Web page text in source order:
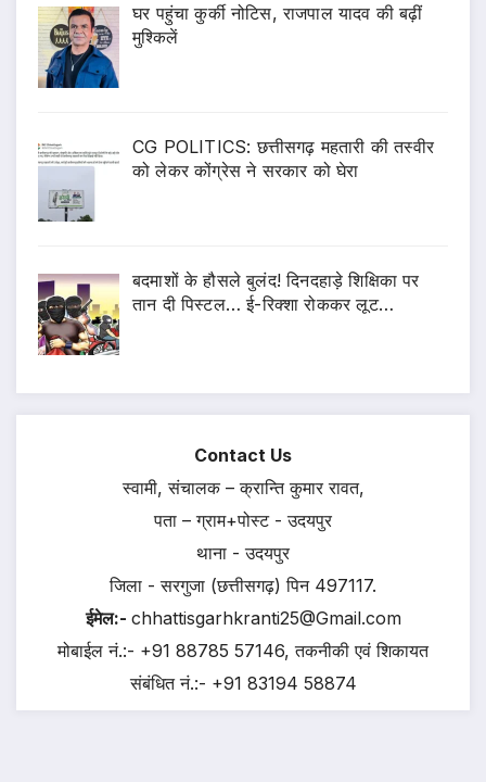
घर पहुंचा कुर्की नोटिस, राजपाल यादव की बढ़ीं
मुश्किलें
CG POLITICS: छत्तीसगढ़ महतारी की तस्वीर
को लेकर कोंग्रेस ने सरकार को घेरा
बदमाशों के हौसले बुलंद! दिनदहाड़े शिक्षिका पर
तान दी पिस्टल… ई-रिक्शा रोककर लूट…
Contact Us
स्वामी, संचालक – क्रान्ति कुमार रावत,
पता – ग्राम+पोस्ट - उदयपुर
थाना - उदयपुर
जिला - सरगुजा (छत्तीसगढ़) पिन 497117.
ईमेल:- chhattisgarhkranti25@Gmail.com
मोबाईल नं.:- +91 88785 57146, तकनीकी एवं शिकायत
संबंधित नं.:- +91 83194 58874